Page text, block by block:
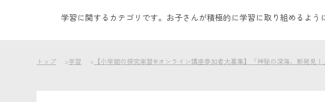
学習に関するカテゴリです。お子さんが積極的に学習に取り組めるよ
トップ 学習 【小学館の探究楽習®オンライン講座参加者大募集】「神秘の深海、新発見